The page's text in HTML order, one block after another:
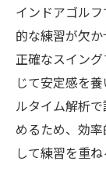
インドアゴル
的な練習が欠
正確なスイン
じて安定感を
ルタイム解析
めるため、効
して練習を重